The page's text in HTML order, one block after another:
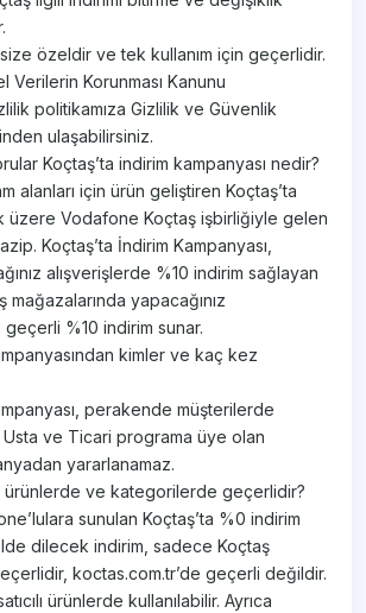
özeldir ve tek kullanım için geçerlidir.
Verilerin Korunması Kanunu
politikamıza Gizlilik ve Güvenlik
ulaşabilirsiniz.
Koçtaş’ta indirim kampanyası nedir?
alanları için ürün geliştiren Koçtaş’ta
üzere Vodafone Koçtaş işbirliğiyle gelen
Koçtaş’ta İndirim Kampanyası,
alışverişlerde %10 indirim sağlayan
mağazalarında yapacağınız
%10 indirim sunar.
kimler ve kaç kez
perakende müşterilerde
Usta ve Ticari programa üye olan
yararlanamaz.
ürünlerde ve kategorilerde geçerlidir?
sunulan Koçtaş’ta %0 indirim
dilecek indirim, sadece Koçtaş
koctas.com.tr’de geçerli değildir.
ürünlerde kullanılabilir. Ayrıca